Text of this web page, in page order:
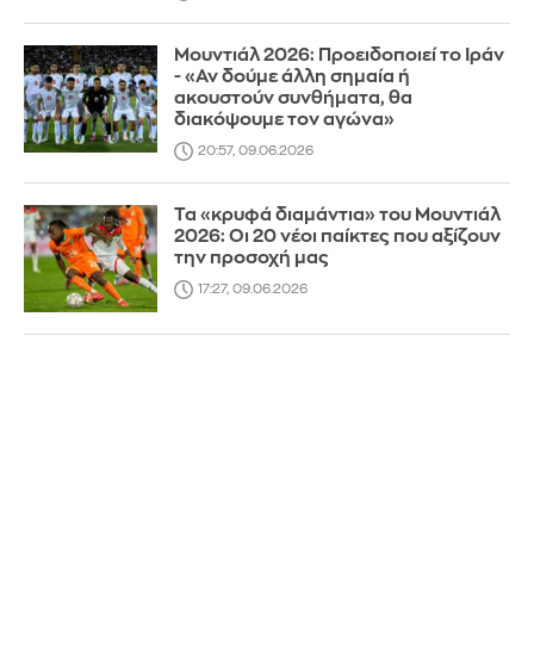
Μουντιάλ 2026: Προειδοποιεί το Ιράν
- «Αν δούμε άλλη σημαία ή
ακουστούν συνθήματα, θα
διακόψουμε τον αγώνα»
20:57, 09.06.2026
Τα «κρυφά διαμάντια» του Μουντιάλ
2026: Οι 20 νέοι παίκτες που αξίζουν
την προσοχή μας
17:27, 09.06.2026